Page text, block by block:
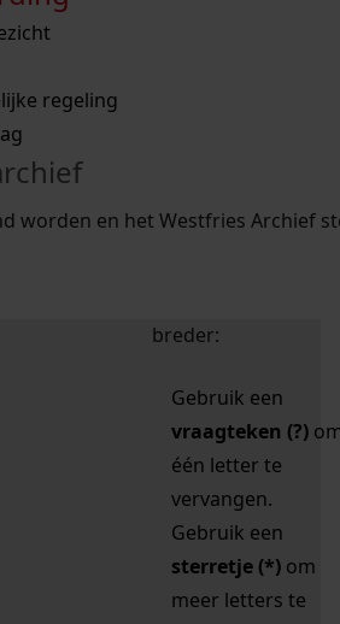
met een aantal zoektips.
met een aantal zoektips.
regeling
worden en het Westfries Archief
zoektips
uw zoekopdracht te
breder:
Gebruik een
vraagteken (?)
één letter te
vervangen.
Gebruik een
sterretje (*) om
meer letters te